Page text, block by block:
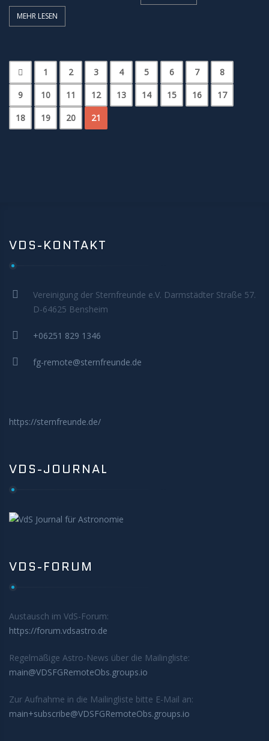
MEHR LESEN
1 2 3 4 5 6 7
8
9
10 11 12 13 14 15 16
17
18
19 20 21
VDS-KONTAKT
Vereinigung der Sternfreunde e.V. Darmstädter Straße 57.
D-64625 Bensheim
+06251 829 1346
fg-remote@sternfreunde.de
https://sternfreunde.de/
VDS-JOURNAL
VDS-FORUM
Austausch im VdS-Forum:
https://forum.vdsastro.de
Regelmäßige Astro-News über die Mailingliste:
main@VDSFGRemoteObs.groups.io
Zur Aufnahme in die Mailingliste bitte E-Mail an:
main+subscribe@VDSFGRemoteObs.groups.io